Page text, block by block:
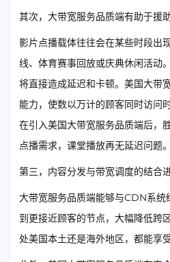
其次，大带宽服务品质端有助于援
影片点播载体往往会在某些时段出
线、体育赛事回放或庆典休闲活动
将直接造成延迟和卡顿。美国大带
能力，使数以万计的顾客同时访问
在引入美国大带宽服务品质端后，
点播需求，课堂播放再无延迟问题。
第三，内容分发与带宽调度的结合
大带宽服务品质端能够与CDN系统
到更接近顾客的节点，大幅降低跨
处美国本土还是海外地区，都能享